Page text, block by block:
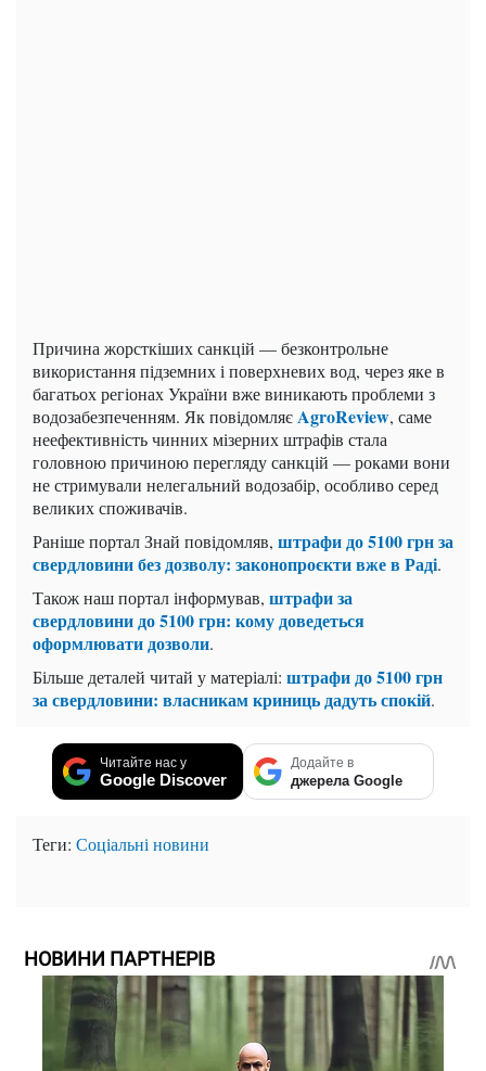
Причина жорсткіших санкцій — безконтрольне
використання підземних і поверхневих вод, через яке в
багатьох регіонах України вже виникають проблеми з
водозабезпеченням. Як повідомляєAgroReview, саме
неефективність чинних мізерних штрафів стала
головною причиною перегляду санкцій — роками вони
не стримували нелегальний водозабір, особливо серед
великих споживачів.
Раніше портал Знай повідомляв, штрафи до 5100 грн за
свердловини без дозволу: законопроєкти вже в Раді.
Також наш портал інформував, штрафи за
свердловини до 5100 грн: кому доведеться
оформлювати дозволи.
Більше деталей читай у матеріалі: штрафи до 5100 грн
за свердловини: власникам криниць дадуть спокій.
Читайте нас у
Google Discover
Додайте в
джерела Google
Теги: Соціальні новини
НОВИНИ ПАРТНЕРІВ